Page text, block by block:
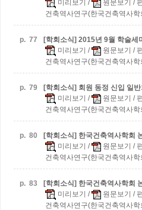
미리보기 / 원문보기 /
건축역사연구(한국건축역사
p. 77 [학회소식] 2015년 9월 학술세
미리보기 / 원문보기 /
건축역사연구(한국건축역사
p. 79 [학회소식] 회원 동정 신입 일반
미리보기 / 원문보기 /
건축역사연구(한국건축역사
p. 80
[학회소식] 한국건축역사학회
미리보기 / 원문보기 /
건축역사연구(한국건축역사
p. 83
[학회소식] 한국건축역사학회
미리보기 / 원문보기 /
건축역사연구(한국건축역사